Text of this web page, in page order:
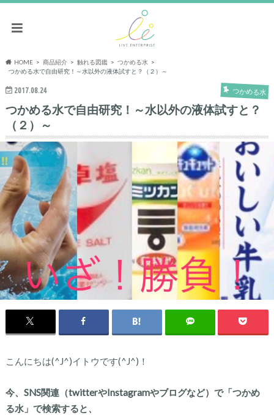
HOME 商品紹介 触れる図鑑
つかめる水
つかめる水で自由研究！～水以外の液体試すと？（２）～
2017.08.24 つかめる水
つかめる水で自由研究！～水以外の液体試すと？
（２）～
こんにちは(^J^)イトウです(^J^)！
今、SNS関連（twitterやInstagramやブログなど）で「つかめ
る水」で検索すると、